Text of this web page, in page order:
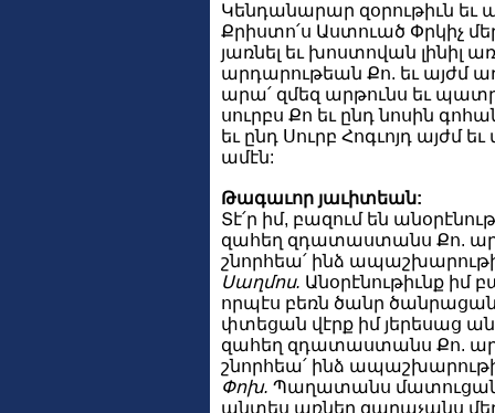
Կենդանարար զօրութիւն եւ
Քրիստո՛ս Աստուած Փրկիչ
յառնել եւ խոստովան լինիլ
արդարութեան Քո. եւ այժմ
արա՛ զմեզ արթունս եւ
սուրբս Քո եւ ընդ նոսին
եւ ընդ Սուրբ Հոգւոյդ այժմ
ամէն:
Թագաւոր յաւիտեան:
Տէ՛ր իմ, բազում են
զահեղ զդատաստանս Քո.
շնորհեա՛ ինձ
Սաղմոս. Անօրէնութիւնք իմ
որպէս բեռն ծանր
փտեցան վէրք իմ յերեսաց
զահեղ զդատաստանս Քո.
շնորհեա՛ ինձ
Փոխ. Պաղատանս
անտես առներ զաղաչանս մեր,